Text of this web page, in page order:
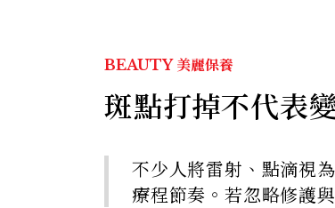
BEAUTY 美麗保養
斑點打掉不代表
不少人將雷射、點滴視
療程節奏。若忽略修護